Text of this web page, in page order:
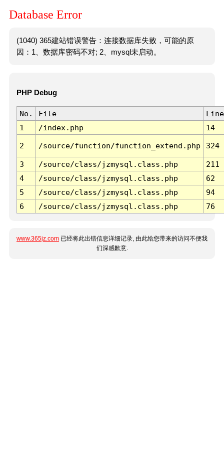
Database Error
(1040) 365建站错误警告：连接数据库失败，可能的原
因：1、数据库密码不对; 2、mysql未启动。
PHP Debug
No. File
Line
1
/index.php 14
2 /source/function/function_extend.php 324
3 /source/class/jzmysql.class.php
211
4
/source/class/jzmysql.class.php
62
5
/source/class/jzmysql.class.php
94
6
/source/class/jzmysql.class.php 76
www.365jz.com 已经将此出错信息详细记录, 由此给您带来的访问不便我
们深感歉意.